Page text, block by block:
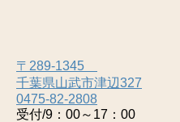
〒289-1345
千葉県山武市津辺327
0475-82-2808
受付/9：00～17：00